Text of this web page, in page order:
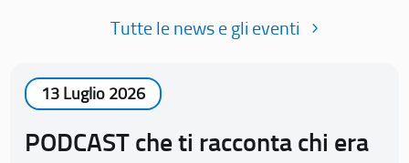
Tutte le news e gli eventi
13 Luglio 2026
PODCAST che ti racconta chi era